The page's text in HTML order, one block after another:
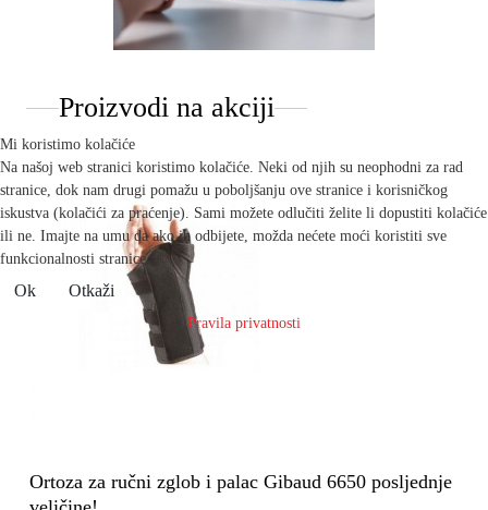
Proizvodi na akciji
Ortoza za ručni zglob i palac Gibaud 6650 posljednje
Mi koristimo kolačiće
Na našoj web stranici koristimo kolačiće. Neki od njih su neophodni za rad
stranice, dok nam drugi pomažu u poboljšanju ove stranice i korisničkog
iskustva (kolačići za praćenje). Sami možete odlučiti želite li dopustiti kolačiće
ili ne. Imajte na umu da ako ih odbijete, možda nećete moći koristiti sve
funkcionalnosti stranice.
Ok Otkaži
Pravila privatnosti